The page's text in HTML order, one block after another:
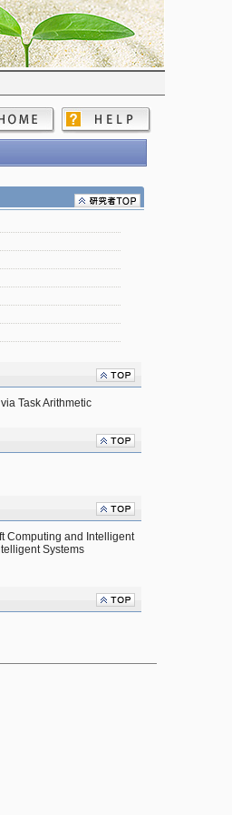
Task Arithmetic
Computing and Intelligent
Systems